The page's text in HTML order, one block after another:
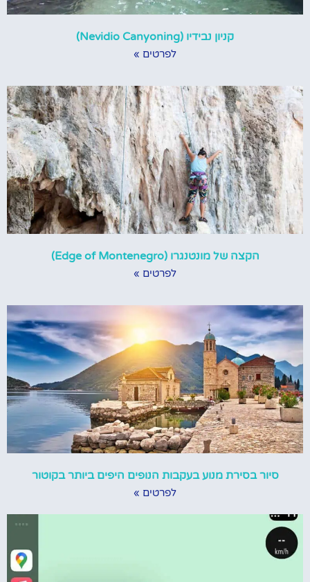
קניון נבידיו (‪Nevidio Canyoning‬)
לפרטים »
הקצה של מונטנגרו (Edge of Montenegro)
לפרטים »
סיור בסירת מנוע בעקבות הנופים היפים ביותר בקוטור
לפרטים »